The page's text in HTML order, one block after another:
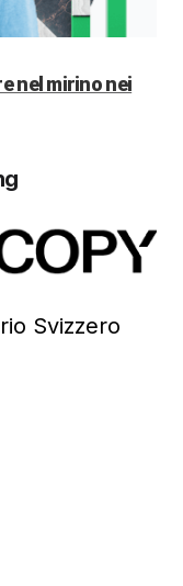
nel mirino nei
Svizzero